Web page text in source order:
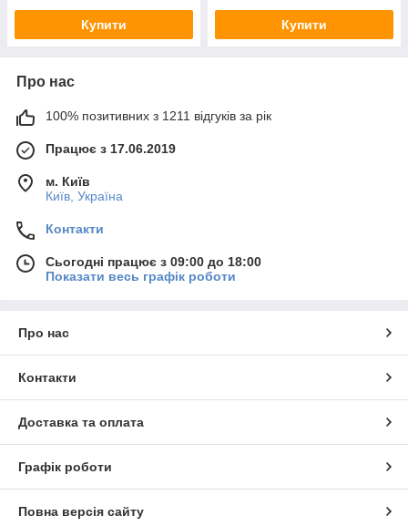
Купити Купити
Про нас
100% позитивних з 1211 відгуків за рік
Працює з 17.06.2019
м. Київ
Київ, Україна
Контакти
Сьогодні працює з 09:00 до 18:00
Показати весь графік роботи
Про нас
Контакти
Доставка та оплата
Графік роботи
Повна версія сайту